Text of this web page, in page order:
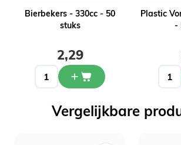
Bierbekers - 330cc - 50
stuks
2,29
Plastic
-
Vergelijkbare